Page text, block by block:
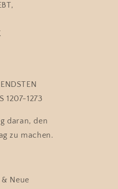
1207-1273
daran, den
zu machen.
Neue